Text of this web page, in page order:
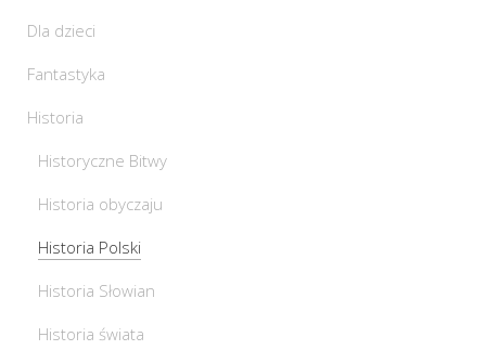
Dla dzieci
Fantastyka
Historia
Historyczne Bitwy
Historia obyczaju
Historia Polski
Historia Słowian
Historia świata